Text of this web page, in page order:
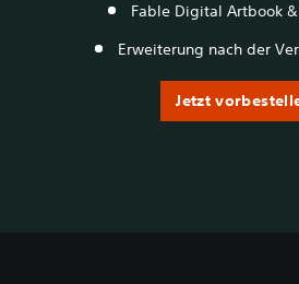
Fable Digital Artbook
Erweiterung nach der
Jetzt